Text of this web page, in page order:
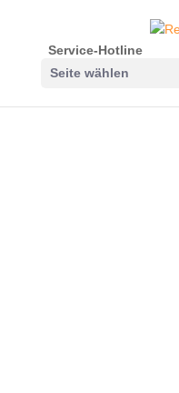
Service-Hotline
Seite wählen